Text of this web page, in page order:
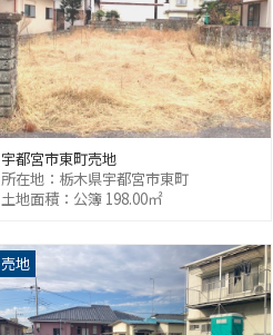
宇都宮市東町売地
所在地：栃木県宇都宮市東町
土地面積：公簿 198.00㎡
売地